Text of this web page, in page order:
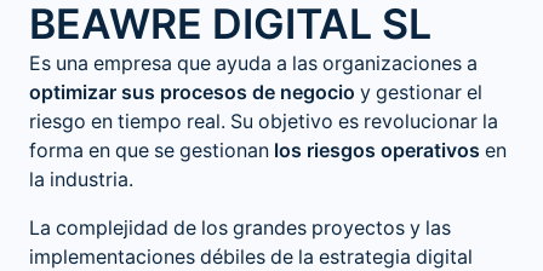
BEAWRE DIGITAL SL
Es una empresa que ayuda a las organizaciones a
optimizar sus procesos de negocio y gestionar el
riesgo en tiempo real. Su objetivo es revolucionar la
forma en que se gestionan los riesgos operativos en
la industria.
La complejidad de los grandes proyectos y las
implementaciones débiles de la estrategia digital